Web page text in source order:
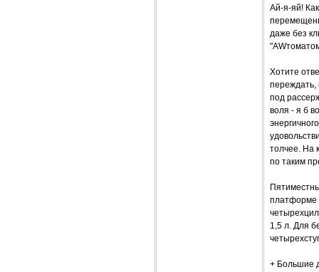
Ай-я-яй!
даже без
Хотите
переждать,
под
воля - я б
толчее. На
по таким
платформе
1,5 л. Для
+ Большие